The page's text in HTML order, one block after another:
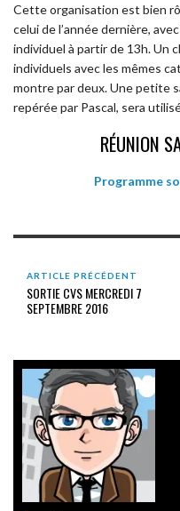
Cette organisation est bien
celui de l’année dernière,
individuel à partir de 13h. Un
individuels avec les mêmes
montre par deux. Une petite
repérée par Pascal, sera
RÉUNION
Programme
ARTICLE PRÉCÉDENT
SORTIE CVS MERCREDI 7
SEPTEMBRE 2016